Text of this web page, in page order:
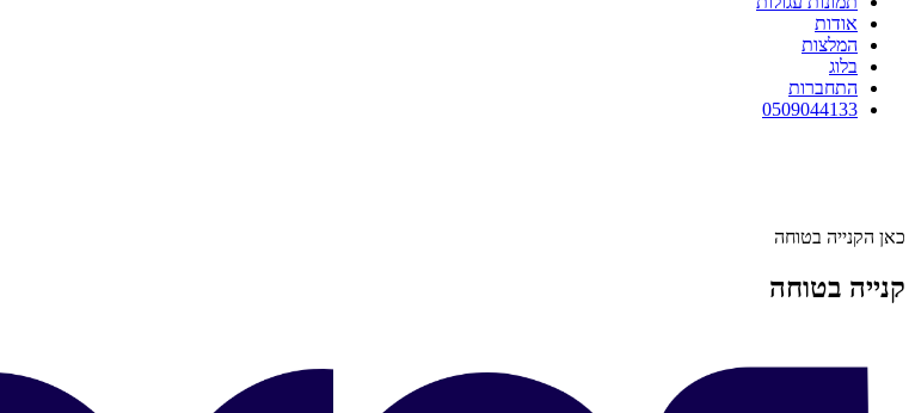
אודות
המלצות
בלוג
התחברות
0509044133
כאן הקנייה בטוחה
קנייה בטוחה